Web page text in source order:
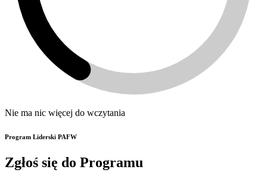
Nie ma nic więcej do wczytania
Program Liderski PAFW
Zgłoś się do Programu